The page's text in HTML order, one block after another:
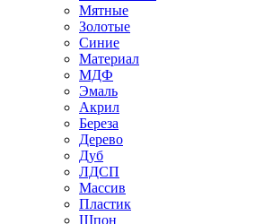
Мятные
Золотые
Синие
Материал
МДФ
Эмаль
Акрил
Береза
Дерево
Дуб
ЛДСП
Массив
Пластик
Шпон